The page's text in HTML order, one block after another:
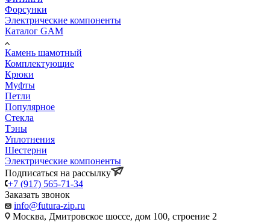
Форсунки
Электрические компоненты
Каталог GAM
Камень шамотный
Комплектующие
Крюки
Муфты
Петли
Популярное
Стекла
Тэны
Уплотнения
Шестерни
Электрические компоненты
Подписаться на рассылку
+7 (917) 565-71-34
Заказать звонок
info@futura-zip.ru
Москва, Дмитровское шоссе, дом 100, строение 2